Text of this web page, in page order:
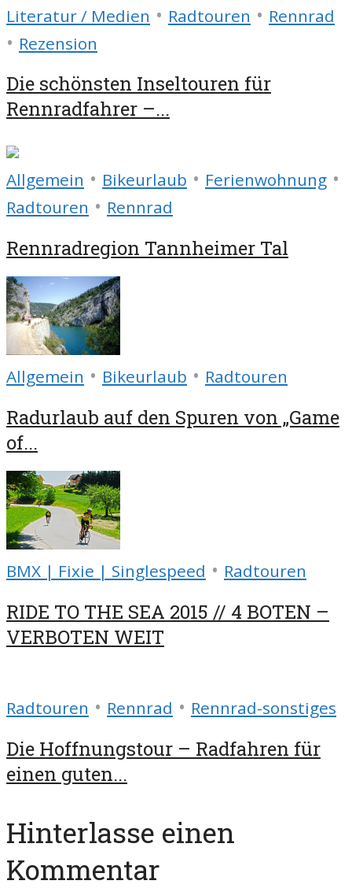
Literatur / Medien • Radtouren • Rennrad
• Rezension
Die schönsten Inseltouren für
Rennradfahrer –...
Allgemein • Bikeurlaub • Ferienwohnung •
Radtouren • Rennrad
Rennradregion Tannheimer Tal
Allgemein • Bikeurlaub • Radtouren
Radurlaub auf den Spuren von „Game
of...
BMX | Fixie | Singlespeed • Radtouren
RIDE TO THE SEA 2015 // 4 BOTEN –
VERBOTEN WEIT
Radtouren • Rennrad • Rennrad-sonstiges
Die Hoffnungstour – Radfahren für
einen guten...
Hinterlasse einen
Kommentar